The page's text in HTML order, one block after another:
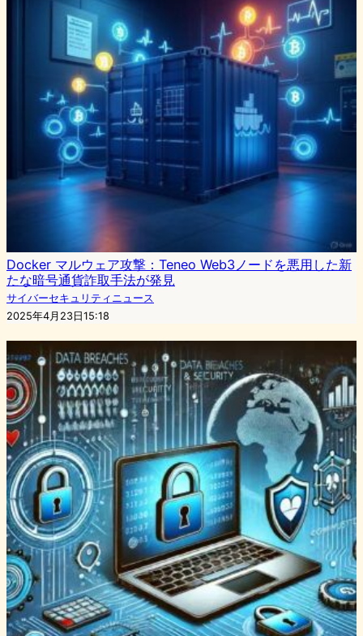
Docker マルウェア攻撃：Teneo Web3ノードを悪用した新
たな暗号通貨詐取手法が発見
サイバーセキュリティニュース
2025年4月23日15:18